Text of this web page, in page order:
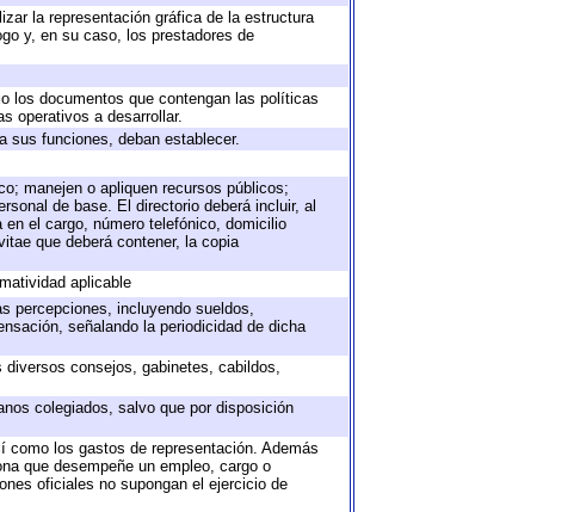
la representación gráfica de la estructura
y, en su caso, los prestadores de
los documentos que contengan las políticas
operativos a desarrollar.
sus funciones, deban establecer.
manejen o apliquen recursos públicos;
de base. El directorio deberá incluir, al
el cargo, número telefónico, domicilio
que deberá contener, la copia
aplicable
percepciones, incluyendo sueldos,
señalando la periodicidad de dicha
consejos, gabinetes, cabildos,
colegiados, salvo que por disposición
los gastos de representación. Además
que desempeñe un empleo, cargo o
oficiales no supongan el ejercicio de